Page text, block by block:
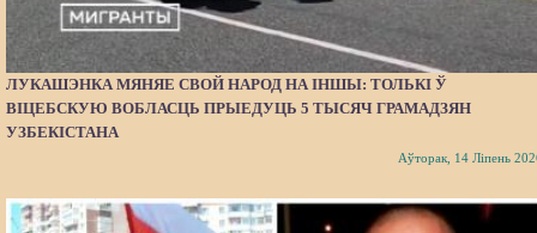
ЛУКАШЭНКА МЯНЯЕ СВОЙ НАРОД НА ІНШЫ: ТОЛЬКІ Ў
ВІЦЕБСКУЮ ВОБЛАСЦЬ ПРЫЕДУЦЬ 5 ТЫСЯЧ ГРАМАДЗЯН
УЗБЕКІСТАНА
Аўторак, 14 Ліпень